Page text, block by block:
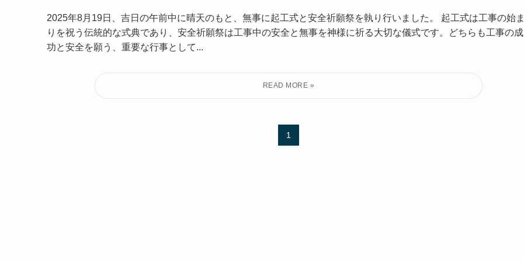
2025年8月19日、吉日の午前中に晴天のもと、無事に起工式と安全祈願祭を執り行いました。 起工式は工事の始ま
りを祝う伝統的な式典であり、安全祈願祭は工事中の安全と無事を神様に祈る大切な儀式です。どちらも工事の成
功と安全を願う、重要な行事として...
1